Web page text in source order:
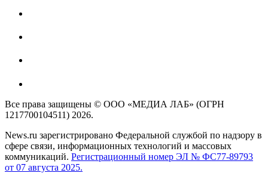
Все права защищены © ООО «МЕДИА ЛАБ» (ОГРН
1217700104511) 2026.
News.ru зарегистрировано Федеральной службой по надзору в
сфере связи, информационных технологий и массовых
коммуникаций. Регистрационный номер ЭЛ № ФС77-89793
от 07 августа 2025.